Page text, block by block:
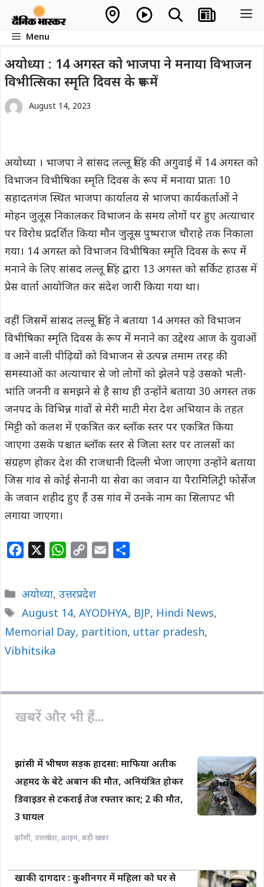
contentMenu
अयोध्या : 14 अगस्त को भाजपा ने मनाया विभाजन
विभीत्सिका स्मृति दिवस के रूप में
August 14, 2023
अयोध्या । भाजपा ने सांसद लल्लू सिंह की अगुवाई में 14 अगस्त को
विभाजन विभीषिका स्मृति दिवस के रूप में मनाया प्रातः 10
सहादतगंज स्थित भाजपा कार्यालय से भाजपा कार्यकर्ताओं ने
मोहन जुलूस निकालकर विभाजन के समय लोगों पर हुए अत्याचार
पर विरोध प्रदर्शित किया मौन जुलूस पुष्पराज चौराहे तक निकाला
गया। 14 अगस्त को विभाजन विभीषिका स्मृति दिवस के रूप में
मनाने के लिए सांसद लल्लू सिंह द्वारा 13 अगस्त को सर्किट हाउस में
प्रेस वार्ता आयोजित कर संदेश जारी किया गया था।
वहीं जिसमें सांसद लल्लू सिंह ने बताया 14 अगस्त को विभाजन
विभीषिका स्मृति दिवस के रूप में मनाने का उद्देश्य आज के युवाओं
व आने वाली पीढ़ियों को विभाजन से उत्पन्न तमाम तरह की
समस्याओं का अत्याचार से जो लोगों को झेलने पड़े उसको भली-
भांति जननी व समझने से है साथ ही उन्होंने बताया 30 अगस्त तक
जनपद के विभिन्न गांवों से मेरी माटी मेरा देश अभियान के तहत
मिट्टी को कलश में एकत्रित कर ब्लॉक स्तर पर एकत्रित किया
जाएगा उसके पश्चात ब्लॉक स्तर से जिला स्तर पर तालसों का
संग्रहण होकर देश की राजधानी दिल्ली भेजा जाएगा उन्होंने बताया
जिस गांव से कोई सेनानी या सेवा का जवान या पैरामिलिट्री फोर्सेज
के जवान शहीद हुए हैं उस गांव में उनके नाम का सिलापट भी
लगाया जाएगा।
e
b
o
o
W
t
s
A
y
L
i
l
e
Categories
अयोध्या, उत्तरप्रदेश
Tags
August 14, AYODHYA, BJP, Hindi News,
Memorial Day, partition, uttar pradesh,
Vibhitsika
खबरें और भी हैं...
झांसी में भीषण सड़क हादसा: माफिया अतीक
अहमद के बेटे अबान की मौत, अनियंत्रित होकर
डिवाइडर से टकराई तेज रफ्तार कार; 2 की मौत,
3 घायल
झाँसी, उत्तरप्रदेश, क्राइम, बड़ी खबर
खाकी दागदार : कुशीनगर में महिला को घर से